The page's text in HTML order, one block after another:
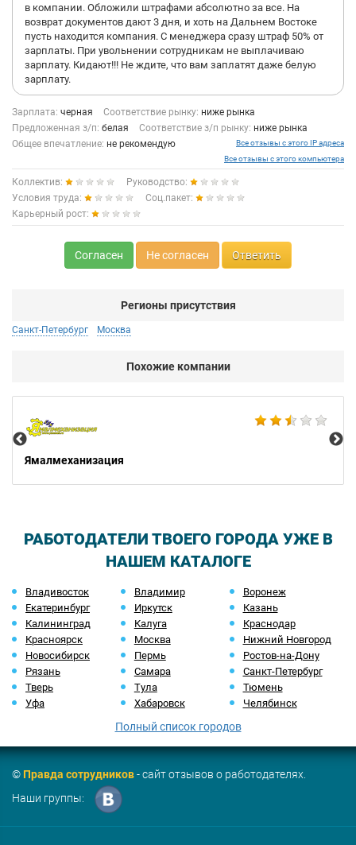
в компании. Обложили штрафами абсолютно за все. На
возврат документов дают 3 дня, и хоть на Дальнем Востоке
пусть находится компания. С менеджера сразу штраф 50% от
зарплаты. При увольнении сотрудникам не выплачиваю
зарплату. Кидают!!! Не ждите, что вам заплатят даже белую
зарплату.
Зарплата: черная Соответствие рынку: ниже рынка
Предложенная з/п: белая Соответствие з/п рынку: ниже рынка
Общее впечатление: не рекомендую
Все отзывы с этого IP адреса
Все отзывы с этого компьютера
Коллектив:
Руководство:
Условия труда:
Соц.пакет:
Карьерный рост:
Согласен Не согласен Ответить
Регионы присутствия
Санкт-Петербург Москва
Похожие компании
Ямалмеханизация
РАБОТОДАТЕЛИ ТВОЕГО ГОРОДА УЖЕ В
НАШЕМ КАТАЛОГЕ
Владивосток Владимир
Воронеж
Екатеринбург
Иркутск
Казань
Калининград
Калуга
Краснодар
Красноярск
Москва
Нижний Новгород
Новосибирск
Пермь
Ростов-на-Дону
Рязань
Самара
Санкт-Петербург
Тверь
Тула
Тюмень
Уфа
Хабаровск Челябинск
Полный список городов
©Правда сотрудников- сайт отзывов о работодателях.
Наши группы: